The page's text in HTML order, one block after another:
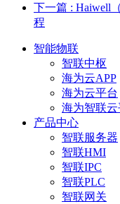
下一篇 : Haiwell
程
智能物联
智联中枢
海为云APP
海为云平台
海为智联云
产品中心
智联服务器
智联HMI
智联IPC
智联PLC
智联网关